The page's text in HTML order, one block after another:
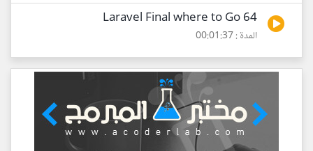
64 Laravel Final where to Go
المدة : 00:01:37